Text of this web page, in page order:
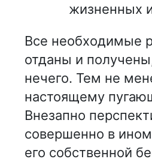
жизненных
Все необходимые
отданы и
нечего. Тем не
настоящему
Внезапно
совершенно в
его собственной